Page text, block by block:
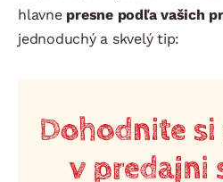
hlavne presne podľa vašich
jednoduchý a skvelý tip: